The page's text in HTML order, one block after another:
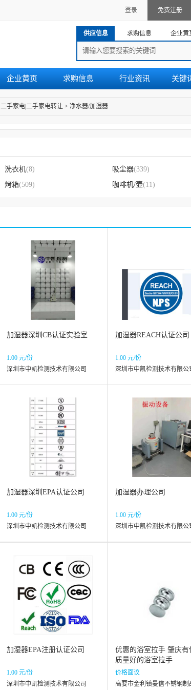
登录 免费注册
供应信息 求购信息 企业黄
企业黄页 求购信息 行业资讯 关键
二手家电|二手家电转让 > 净水器/加湿器
洗衣机(8) 吸尘器(339)
烤箱(509) 咖啡机/壶(11)
加湿器深圳CB认证实验室
1.00 元/份
深圳市中凯检测技术有限公司
加湿器REACH认证公司
1.00 元/份
深圳市中凯检测技术有限公
加湿器深圳EPA认证公司
1.00 元/份
深圳市中凯检测技术有限公司
加湿器办理公司
1.00 元/份
深圳市中凯检测技术有限公
加湿器EPA注册认证公司
1.00 元/份
深圳市中凯检测技术有限公司
优惠的浴室拉手 肇庆有
质量好的浴室拉手
价格面议
高要市金利镇曼信不锈钢制